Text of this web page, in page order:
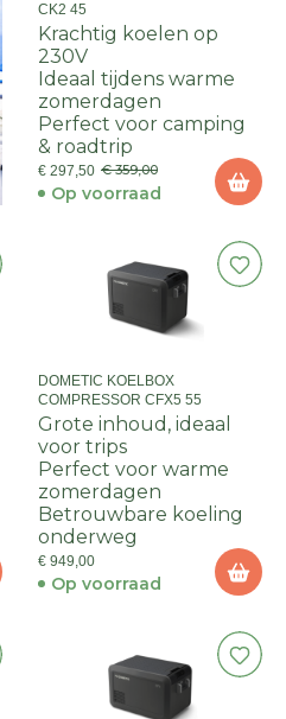
CK2 45
Krachtig koelen op
230V
Ideaal tijdens warme
zomerdagen
Perfect voor camping
& roadtrip
€ 297,50 € 359,00
Op voorraad
DOMETIC KOELBOX
COMPRESSOR CFX5 55
Grote inhoud, ideaal
voor trips
Perfect voor warme
zomerdagen
Betrouwbare koeling
onderweg
€ 949,00
Op voorraad